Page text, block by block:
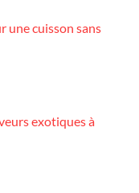
une cuisson sans
exotiques à